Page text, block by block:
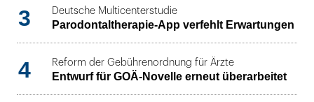
3 Deutsche Multicenterstudie
Parodontaltherapie-App verfehlt Erwartungen
4 Reform der Gebührenordnung für Ärzte
Entwurf für GOÄ-Novelle erneut überarbeitet